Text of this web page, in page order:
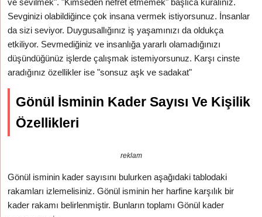
ve sevilmek". "Kimseden nefret etmemek" başlıca kuralınız.
Sevginizi olabildiğince çok insana vermek istiyorsunuz. İnsanlar
da sizi seviyor. Duygusallığınız iş yaşamınızı da oldukça
etkiliyor. Sevmediğiniz ve insanlığa yararlı olamadığınızı
düşündüğünüz işlerde çalışmak istemiyorsunuz. Karşı cinste
aradığınız özellikler ise "sonsuz aşk ve sadakat"
Gönül İsminin Kader Sayısı Ve Kişilik
Özellikleri
reklam
Gönül isminin kader sayısını bulurken aşağıdaki tablodaki
rakamları izlemelisiniz. Gönül isminin her harfine karşılık bir
kader rakamı belirlenmiştir. Bunların toplamı Gönül kader